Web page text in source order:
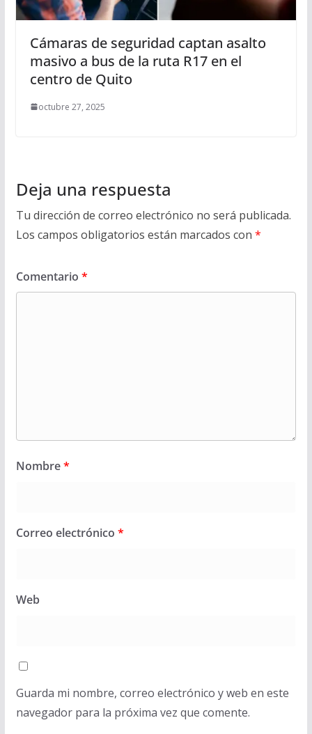
Cámaras de seguridad captan asalto
masivo a bus de la ruta R17 en el
centro de Quito
octubre 27, 2025
Deja una respuesta
Tu dirección de correo electrónico no será publicada.
Los campos obligatorios están marcados con *
Comentario *
Nombre*
Correo electrónico *
Web
Guarda mi nombre, correo electrónico y web en este
navegador para la próxima vez que comente.